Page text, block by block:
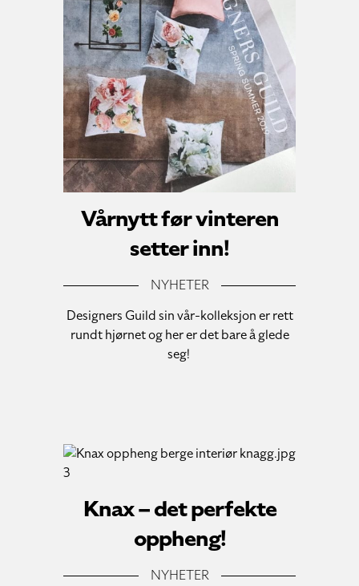
Vårnytt før vinteren
setter inn!
NYHETER
Designers Guild sin vår-kolleksjon er rett
rundt hjørnet og her er det bare å glede
seg!
Knax – det perfekte
oppheng!
NYHETER